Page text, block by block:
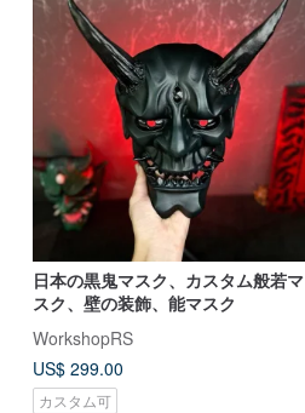
日本の黒鬼マスク、カスタム般若マ
スク、壁の装飾、能マスク
WorkshopRS
US$ 299.00
カスタム可